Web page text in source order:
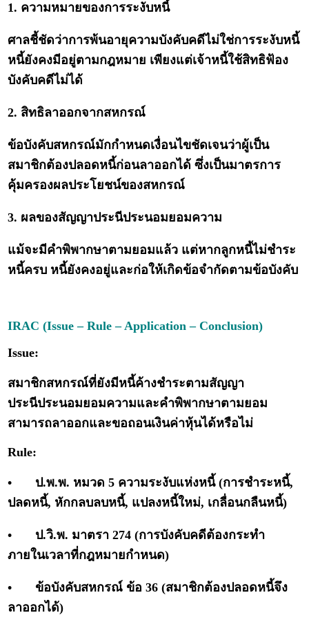
1. ความหมายของการระงับหนี้
ศาลชี้ชัดว่าการพ้นอายุความบังคับคดีไม่ใช่การระงับหนี้
หนี้ยังคงมีอยู่ตามกฎหมาย เพียงแต่เจ้าหนี้ใช้สิทธิฟ้อง
บังคับคดีไม่ได้
2. สิทธิลาออกจากสหกรณ์
ข้อบังคับสหกรณ์มักกำหนดเงื่อนไขชัดเจนว่าผู้เป็น
สมาชิกต้องปลอดหนี้ก่อนลาออกได้ ซึ่งเป็นมาตรการ
คุ้มครองผลประโยชน์ของสหกรณ์
3. ผลของสัญญาประนีประนอมยอมความ
แม้จะมีคำพิพากษาตามยอมแล้ว แต่หากลูกหนี้ไม่ชำระ
หนี้ครบ หนี้ยังคงอยู่และก่อให้เกิดข้อจำกัดตามข้อบังคับ
IRAC (Issue – Rule – Application – Conclusion)
Issue:
สมาชิกสหกรณ์ที่ยังมีหนี้ค้างชำระตามสัญญา
ประนีประนอมยอมความและคำพิพากษาตามยอม
สามารถลาออกและขอถอนเงินค่าหุ้นได้หรือไม่
Rule:
•
ป.พ.พ. หมวด 5 ความระงับแห่งหนี้ (การชำระหนี้,
ปลดหนี้, หักกลบลบหนี้, แปลงหนี้ใหม่, เกลื่อนกลืนหนี้)
•
ป.วิ.พ. มาตรา 274 (การบังคับคดีต้องกระทำ
ภายในเวลาที่กฎหมายกำหนด)
•
ข้อบังคับสหกรณ์ ข้อ 36 (สมาชิกต้องปลอดหนี้จึง
ลาออกได้)